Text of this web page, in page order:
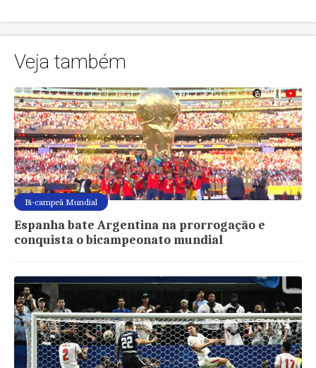
Veja também
Bi-campeã Mundial
Espanha bate Argentina na prorrogação e
conquista o bicampeonato mundial